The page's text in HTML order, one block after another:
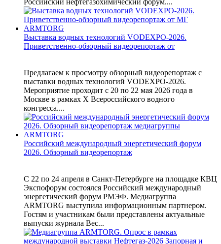
Российский нефтегазохимический форум....
Выставка водных технологий VODEXPO-2026.
Приветственно-обзорный видеорепортаж от
Предлагаем к просмотру обзорный видеорепортаж с
выставки водных технологий VODEXPO-2026.
Мероприятие проходит с 20 по 22 мая 2026 года в
Москве в рамках X Всероссийского водного
конгресса....
Российский международный энергетический форум
2026. Обзорный видеорепортаж
С 22 по 24 апреля в Санкт-Петербурге на площадке КВЦ
Экспофорум состоялся Российский международный
энергетический форум РМЭФ. Медиагруппа
ARMTORG выступила информационным партнером.
Гостям и участникам были представлены актуальные
выпуски журнала Вес...